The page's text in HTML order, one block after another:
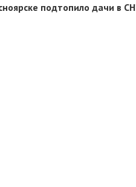
подтопило дачи в